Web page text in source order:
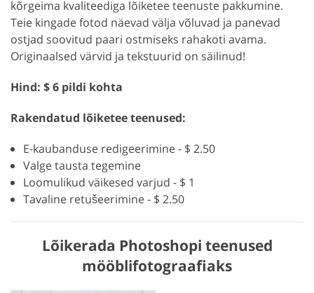
kõrgeima kvaliteediga lõiketee teenuste pakkumine.
Teie kingade fotod näevad välja võluvad ja panevad
ostjad soovitud paari ostmiseks rahakoti avama.
Originaalsed värvid ja tekstuurid on säilinud!
Hind: $ 6 pildi kohta
Rakendatud lõiketee teenused:
E-kaubanduse redigeerimine - $ 2.50
Valge tausta tegemine
Loomulikud väikesed varjud - $ 1
Tavaline retušeerimine - $ 2.50
Lõikerada Photoshopi teenused
mööblifotograafiaks